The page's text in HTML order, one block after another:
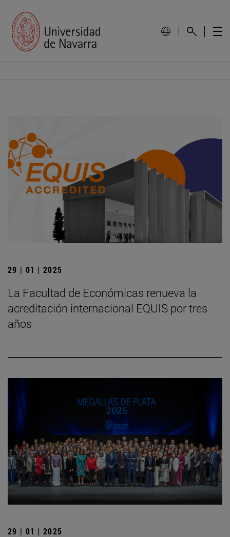
29 | 01 | 2025
La Facultad de Económicas renueva la
acreditación internacional EQUIS por tres
años
29 | 01 | 2025